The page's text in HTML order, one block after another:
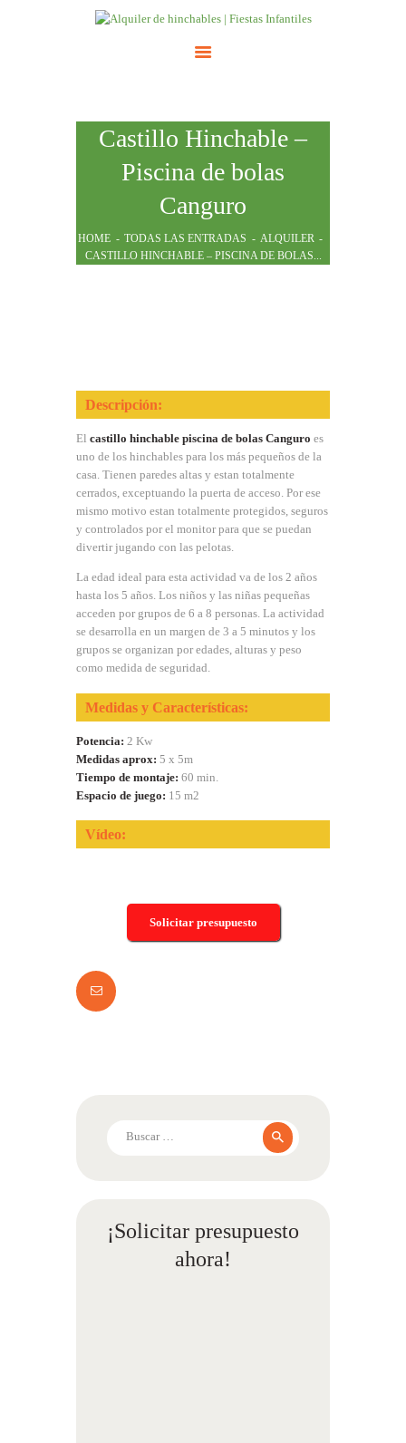
Castillo Hinchable –
Piscina de bolas
Canguro
HOME TODAS LAS ENTRADAS
ALQUILER
CASTILLO HINCHABLE – PISCINA DE BOLAS...
ATRACCIONES
TARIFAS
CONTACTO
Descripción:
El castillo hinchable piscina de bolas Canguro es
uno de los hinchables para los más pequeños de la
casa. Tienen paredes altas y estan totalmente
cerrados, exceptuando la puerta de acceso. Por ese
mismo motivo estan totalmente protegidos, seguros
y controlados por el monitor para que se puedan
divertir jugando con las pelotas.
La edad ideal para esta actividad va de los 2 años
hasta los 5 años. Los niños y las niñas pequeñas
acceden por grupos de 6 a 8 personas. La actividad
se desarrolla en un margen de 3 a 5 minutos y los
grupos se organizan por edades, alturas y peso
como medida de seguridad.
Medidas y Características:
Potencia: 2 Kw
Medidas aprox: 5 x 5m
Tiempo de montaje: 60 min.
Espacio de juego: 15 m2
Vídeo:
Solicitar presupuesto
¡Solicitar presupuesto
ahora!